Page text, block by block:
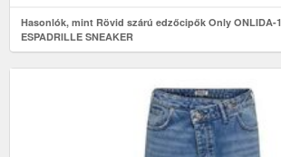
Hasonlók, mint Rövid szárú edzőcipők Only ONLIDA-
ESPADRILLE SNEAKER